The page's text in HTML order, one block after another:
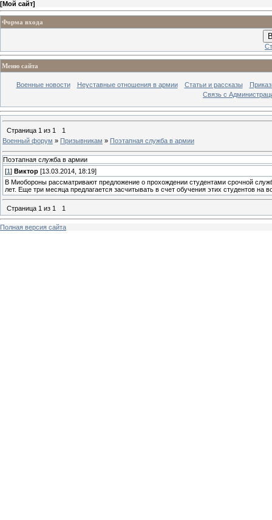
[Мой сайт]
Форма входа
Меню сайта
Военные новости Неуставные отношения в армии Статьи и рассказы
Связь с
Страница 1 из 1
1
Военный форум » Призывникам » Поэтапная служба в армии
Поэтапная служба в армии
[1 ] Виктор [13.03.2014, 18:19]
В Миобороны рассматривают предложение о прохождении студентами срочной
лет. Еще три месяца предлагается засчитывать в счет обучения этих студентов на
Страница 1 из 1 1
Полная версия сайта